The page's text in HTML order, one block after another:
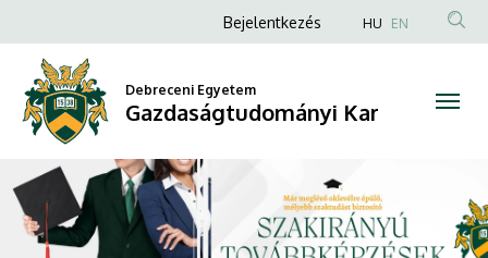
Gazdaságtudományi
Kar
Anonim
fiók
menüje
Bejelentkezés HU EN
Debreceni Egyetem
Gazdaságtudományi Kar
DIAVETÍTÉS